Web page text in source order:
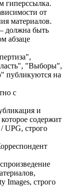
гиперссылка.
от
материалов.
должна быть
абзаце
"Выборы",
публикуются на
с
и
содержит
UPG, строго
Images, строго